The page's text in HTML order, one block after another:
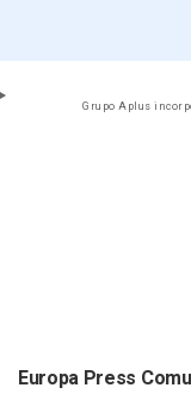
Grupo Aplus
Europa Press